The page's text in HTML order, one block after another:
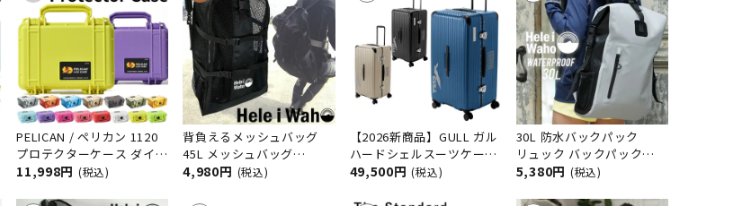
PELICAN / ペリカン 1120
プロテクターケース ダイビ
ング サーフィン アウトド
11,998円 (税込)
背負えるメッシュバッグ
45L メッシュバッグ
HeleiWaho/ヘレイワホ バ
4,980円 (税込)
【2026新商品】GULL ガル
ハードシェルスーツケース
GB-6506C ダイビング キャ
49,500円 (税込)
30L 防水バックパック
リュック バックパック
HeleiWaho/ヘレイワホ ウ
5,380円 (税込)